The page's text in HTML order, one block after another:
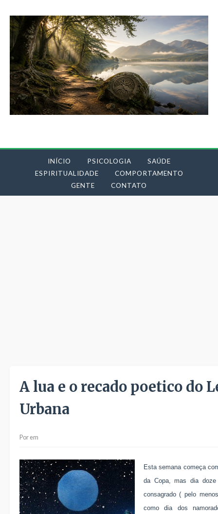
INÍCIO PSICOLOGIA
SAÚDE
ESPIRITUALIDADE
COMPORTAMENTO
GENTE
CONTATO
A lua e o recado poetico do
Urbana
Porem
Esta semana começa
da Copa, mas dia
consagrado ( pelo
como dia dos